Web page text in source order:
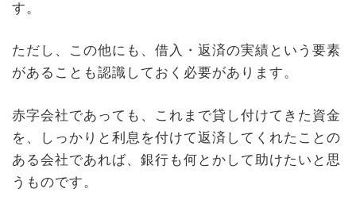
す。
ただし、この他にも、借入・返済の実績という要素
があることも認識しておく必要があります。
赤字会社であっても、これまで貸し付けてきた資金
を、しっかりと利息を付けて返済してくれたことの
ある会社であれば、銀行も何とかして助けたいと思
うものです。